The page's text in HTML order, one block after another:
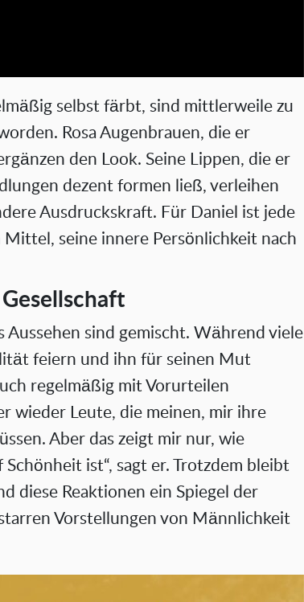
V
i
d
e
o
selbst färbt, sind mittlerweile zu
Rosa Augenbrauen, die er
den Look. Seine Lippen, die er
dezent formen ließ, verleihen
Ausdruckskraft. Für Daniel ist jede
seine innere Persönlichkeit nach
Aussehen sind gemischt. Während viele
feiern und ihn für seinen Mut
regelmäßig mit Vorurteilen
wieder Leute, die meinen, mir ihre
Aber das zeigt mir nur, wie
ist“, sagt er. Trotzdem bleibt
diese Reaktionen ein Spiegel der
Vorstellungen von Männlichkeit